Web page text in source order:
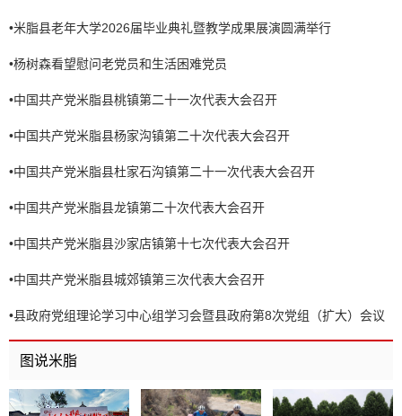
•米脂县老年大学2026届毕业典礼暨教学成果展演圆满举行
•杨树森看望慰问老党员和生活困难党员
•中国共产党米脂县桃镇第二十一次代表大会召开
•中国共产党米脂县杨家沟镇第二十次代表大会召开
•中国共产党米脂县杜家石沟镇第二十一次代表大会召开
•中国共产党米脂县龙镇第二十次代表大会召开
•中国共产党米脂县沙家店镇第十七次代表大会召开
•中国共产党米脂县城郊镇第三次代表大会召开
•县政府党组理论学习中心组学习会暨县政府第8次党组（扩大）会议
召开
图说米脂